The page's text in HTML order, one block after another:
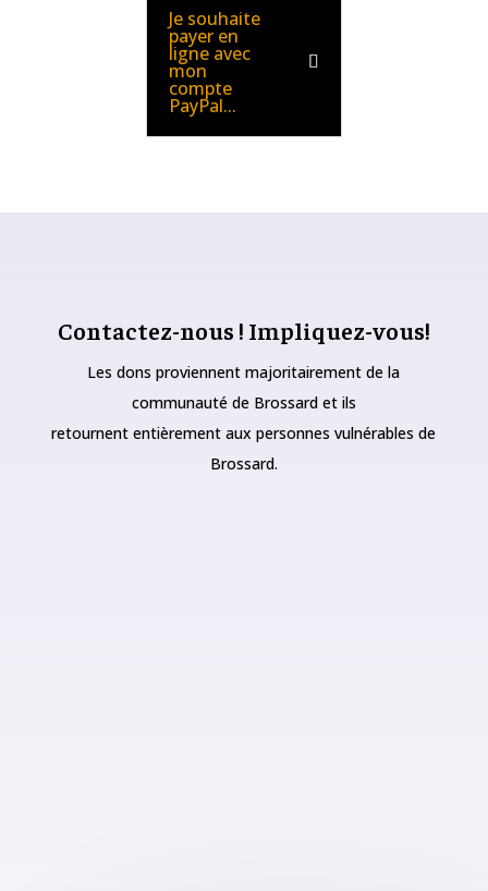
Je souhaite
payer en
ligne avec
mon
compte
PayPal...
Contactez-nous ! Impliquez-vous!
Les dons proviennent majoritairement de la
communauté de Brossard et ils
retournent entièrement aux personnes vulnérables de
Brossard.